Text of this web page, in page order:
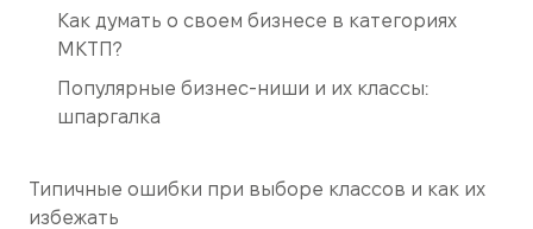
Как думать о своем бизнесе в категориях
МКТП?
Популярные бизнес-ниши и их классы:
шпаргалка
Типичные ошибки при выборе классов и как их
избежать